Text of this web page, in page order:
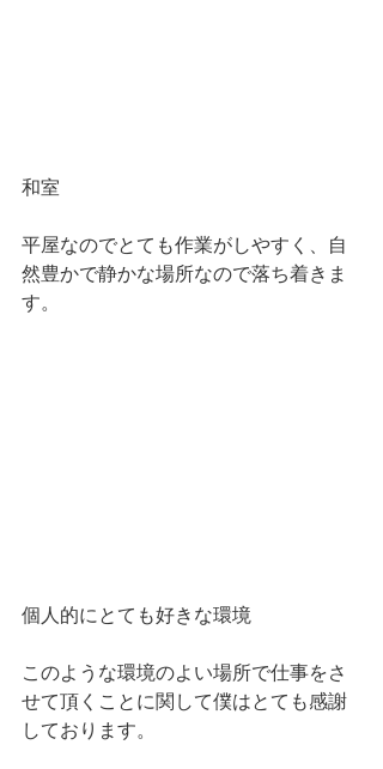
和室
平屋なのでとても作業がしやすく、自
然豊かで静かな場所なので落ち着きま
す。
個人的にとても好きな環境
このような環境のよい場所で仕事をさ
せて頂くことに関して僕はとても感謝
しております。